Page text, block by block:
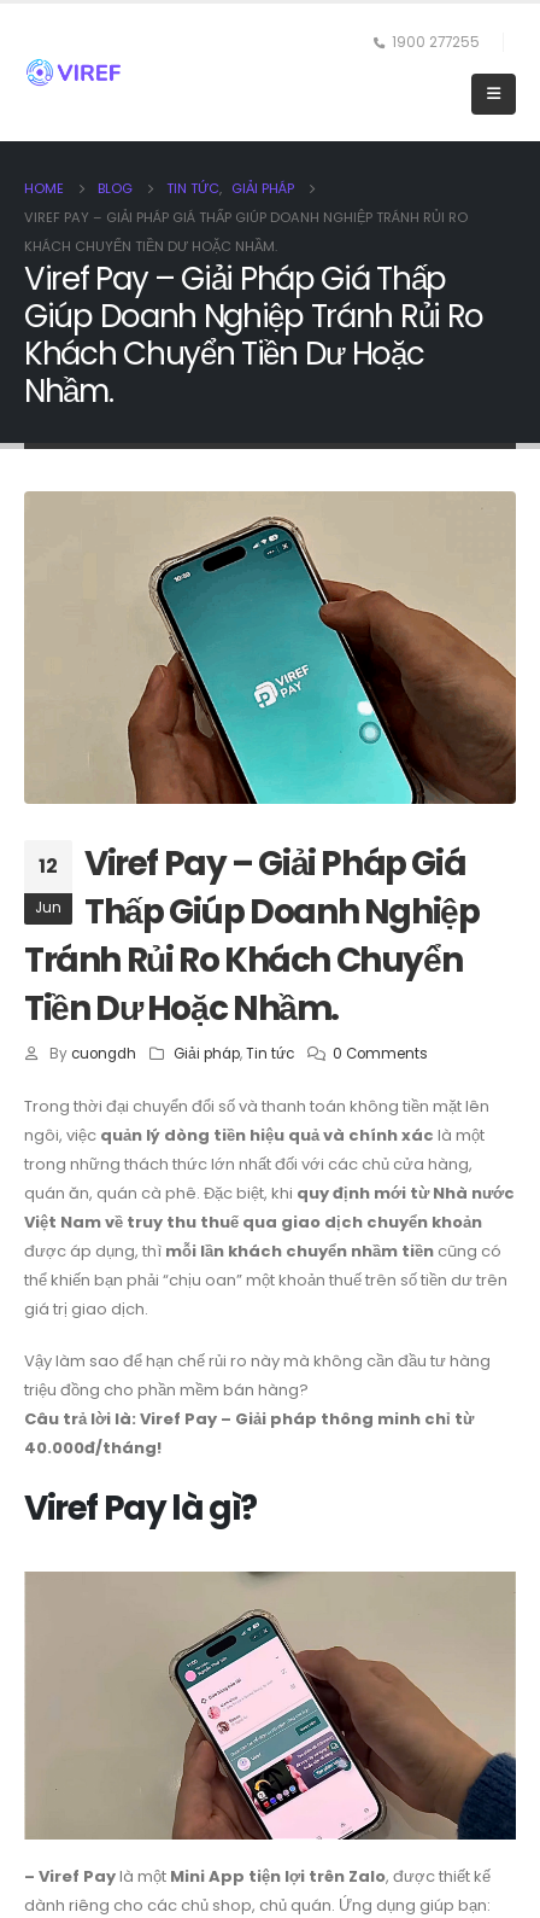
1900 277255
HOME BLOG TIN TỨC, GIẢI PHÁP
VIREF PAY – GIẢI PHÁP GIÁ THẤP GIÚP DOANH NGHIỆP TRÁNH RỦI RO
KHÁCH CHUYỂN TIỀN DƯ HOẶC NHẦM.
Viref Pay – Giải Pháp Giá Thấp
Giúp Doanh Nghiệp Tránh Rủi Ro
Khách Chuyển Tiền Dư Hoặc
Nhầm.
12
Jun
Viref Pay – Giải Pháp Giá
Thấp Giúp Doanh Nghiệp
Tránh Rủi Ro Khách Chuyển
Tiền Dư Hoặc Nhầm.
By cuongdh Giải pháp,Tin tức 0 Comments
Trong thời đại chuyển đổi số và thanh toán không tiền mặt lên
ngôi, việc quản lý dòng tiền hiệu quả và chính xác là một
trong những thách thức lớn nhất đối với các chủ cửa hàng,
quán ăn, quán cà phê. Đặc biệt, khi quy định mới từ Nhà nước
Việt Nam về truy thu thuế qua giao dịch chuyển khoản
được áp dụng, thì mỗi lần khách chuyển nhầm tiền cũng có
thể khiến bạn phải “chịu oan” một khoản thuế trên số tiền dư trên
giá trị giao dịch.
Vậy làm sao để hạn chế rủi ro này mà không cần đầu tư hàng
triệu đồng cho phần mềm bán hàng?
Câu trả lời là: Viref Pay – Giải pháp thông minh chỉ từ
40.000đ/tháng!
Viref Pay là gì?
– Viref Paylà một Mini App tiện lợi trên Zalo, được thiết kế
dành riêng cho các chủ shop, chủ quán. Ứng dụng giúp bạn: